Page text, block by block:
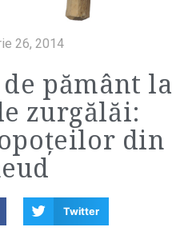
26, 2014
pământ la
zurgălăi:
din
Twitter